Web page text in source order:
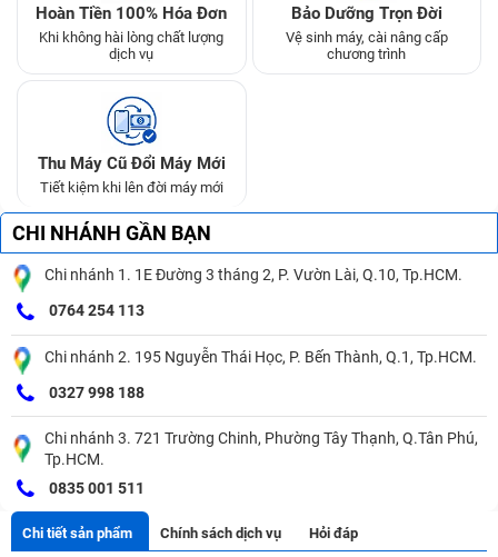
Hoàn Tiền 100% Hóa Đơn
Khi không hài lòng chất lượng
dịch vụ
Bảo Dưỡng Trọn Đời
Vệ sinh máy, cài nâng cấp
chương trình
Thu Máy Cũ Đổi Máy Mới
Tiết kiệm khi lên đời máy mới
CHI NHÁNH GẦN BẠN
Chi nhánh 1. 1E Đường 3 tháng 2, P. Vườn Lài, Q.10, Tp.HCM.
0764 254 113
Chi nhánh 2. 195 Nguyễn Thái Học, P. Bến Thành, Q.1, Tp.HCM.
0327 998 188
Chi nhánh 3. 721 Trường Chinh, Phường Tây Thạnh, Q.Tân Phú,
Tp.HCM.
0835 001 511
Chi tiết sản phẩm Chính sách dịch vụ Hỏi đáp